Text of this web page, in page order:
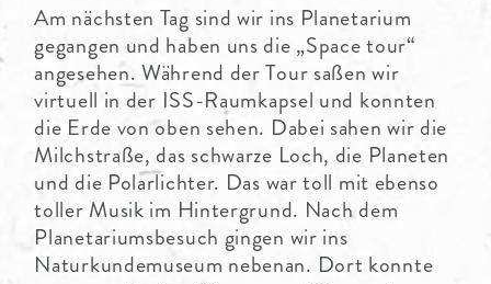
Am nächsten Tag sind wir ins Planetarium
gegangen und haben uns die „Space tour“
angesehen. Während der Tour saßen wir
virtuell in der ISS-Raumkapsel und konnten
die Erde von oben sehen. Dabei sahen wir die
Milchstraße, das schwarze Loch, die Planeten
und die Polarlichter. Das war toll mit ebenso
toller Musik im Hintergrund. Nach dem
Planetariumsbesuch gingen wir ins
Naturkundemuseum nebenan. Dort konnte